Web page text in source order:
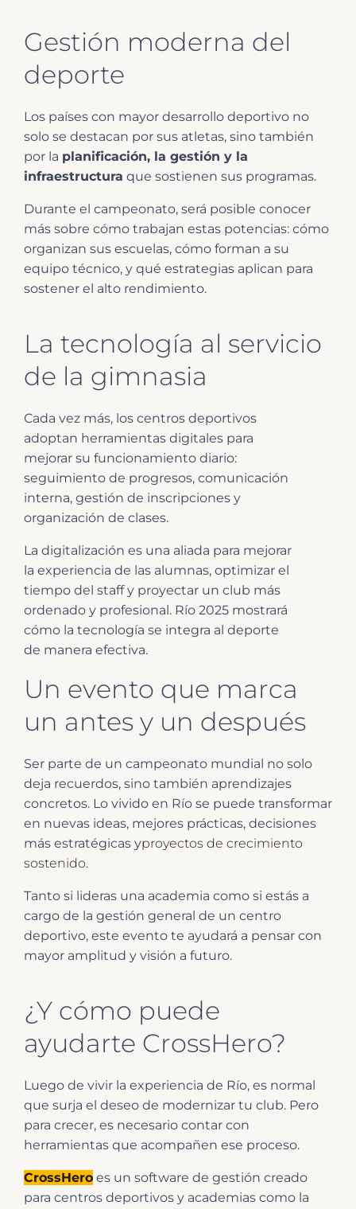
Gestión moderna del
deporte
Los países con mayor desarrollo deportivo no
solo se destacan por sus atletas, sino también
por la planificación, la gestión y la
infraestructura que sostienen sus programas.
Durante el campeonato, será posible conocer
más sobre cómo trabajan estas potencias: cómo
organizan sus escuelas, cómo forman a su
equipo técnico, y qué estrategias aplican para
sostener el alto rendimiento.
La tecnología al servicio
de la gimnasia
Cada vez más, los centros deportivos
adoptan herramientas digitales para
mejorar su funcionamiento diario:
seguimiento de progresos, comunicación
interna, gestión de inscripciones y
organización de clases.
La digitalización es una aliada para mejorar
la experiencia de las alumnas, optimizar el
tiempo del staff y proyectar un club más
ordenado y profesional. Río 2025 mostrará
cómo la tecnología se integra al deporte
de manera efectiva.
Un evento que marca
un antes y un después
Ser parte de un campeonato mundial no solo
deja recuerdos, sino también aprendizajes
concretos. Lo vivido en Río se puede transformar
en nuevas ideas, mejores prácticas, decisiones
más estratégicas yproyectos de crecimiento
sostenido.
Tanto si lideras una academia como si estás a
cargo de la gestión general de un centro
deportivo, este evento te ayudará a pensar con
mayor amplitud y visión a futuro.
¿Y cómo puede
ayudarte CrossHero?
Luego de vivir la experiencia de Río, es normal
que surja el deseo de modernizar tu club. Pero
para crecer, es necesario contar con
herramientas que acompañen ese proceso.
CrossHero es un software de gestión creado
para centros deportivos y academias como la